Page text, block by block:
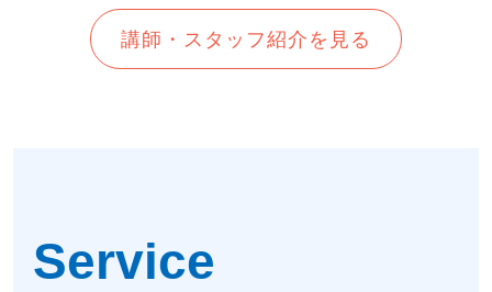
講師・スタッフ紹介を見る
Service